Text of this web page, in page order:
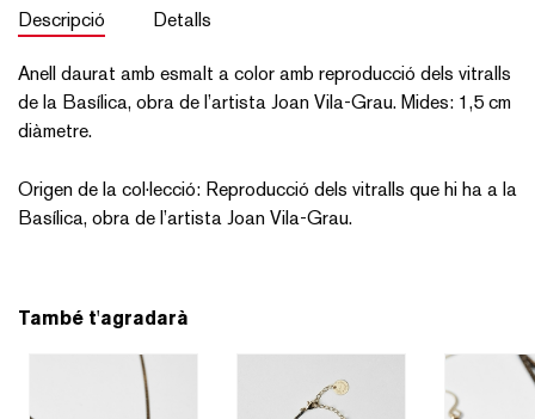
Descripció Detalls
Anell daurat amb esmalt a color amb reproducció dels vitralls
de la Basílica, obra de l’artista Joan Vila-Grau. Mides: 1,5 cm
diàmetre.
Origen de la col·lecció: Reproducció dels vitralls que hi ha a la
Basílica, obra de l’artista Joan Vila-Grau.
També t'agradarà